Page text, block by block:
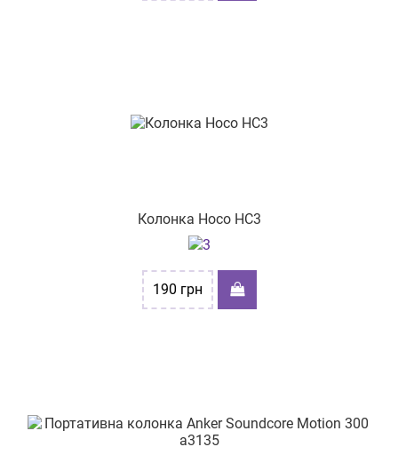
Колонка Hoco HC3
190 грн